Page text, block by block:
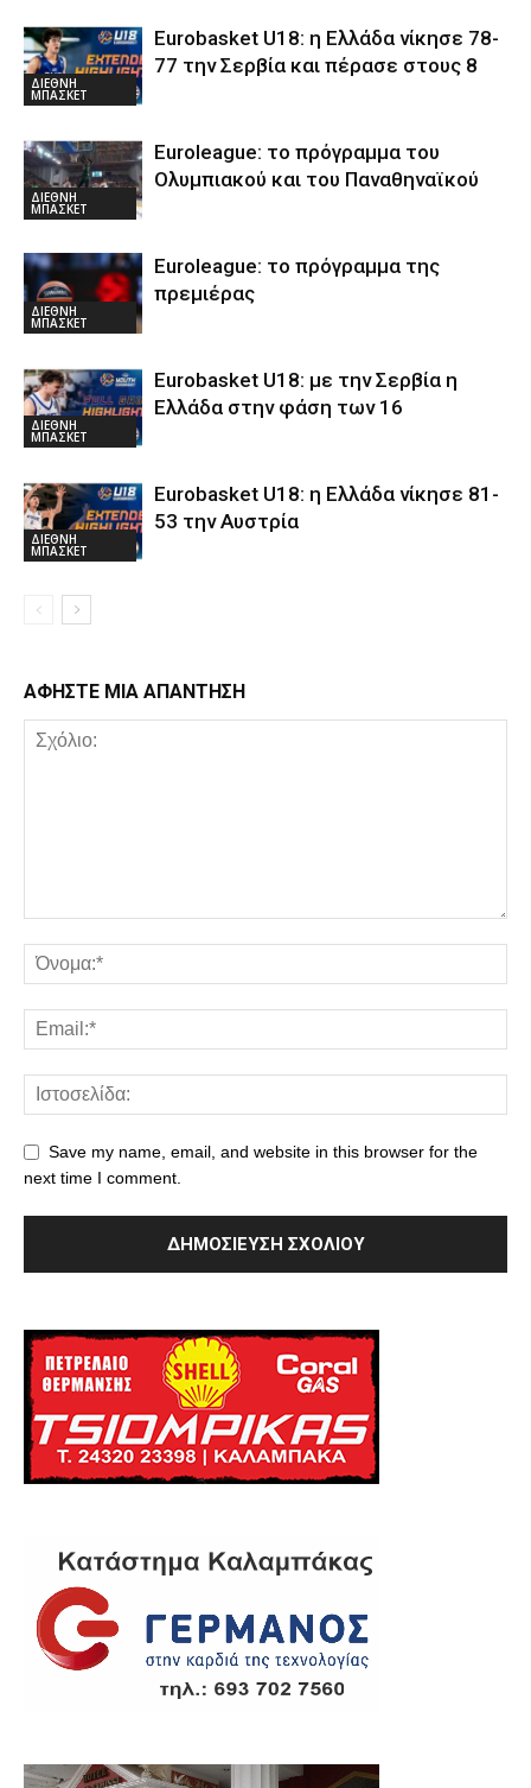
ΔΙΕΘΝΗ
ΜΠΑΣΚΕΤ
Eurobasket U18: η Ελλάδα νίκησε 78-
77 την Σερβία και πέρασε στους 8
ΔΙΕΘΝΗ
ΜΠΑΣΚΕΤ
Euroleague: το πρόγραμμα του
Ολυμπιακού και του Παναθηναϊκού
ΔΙΕΘΝΗ
ΜΠΑΣΚΕΤ
Euroleague: το πρόγραμμα της
πρεμιέρας
ΔΙΕΘΝΗ
ΜΠΑΣΚΕΤ
Eurobasket U18: με την Σερβία η
Ελλάδα στην φάση των 16
ΔΙΕΘΝΗ
ΜΠΑΣΚΕΤ
Eurobasket U18: η Ελλάδα νίκησε 81-
53 την Αυστρία
ΑΦΗΣΤΕ ΜΙΑ ΑΠΑΝΤΗΣΗ
Save my name, email, and website in this browser for the
next time I comment.